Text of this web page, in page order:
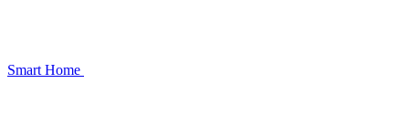
Smart Home